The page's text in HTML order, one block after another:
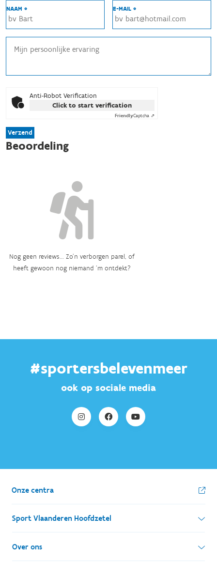
NAAM * E-MAIL *
Anti-Robot Verification
Click to start verification
FriendlyCaptcha ⇗
Verzend
Beoordeling
Nog geen reviews... Zo’n verborgen parel, of
heeft gewoon nog niemand ‘m ontdekt?
#sportersbelevenmeer
ook op sociale media
Onze centra
Sport Vlaanderen Hoofdzetel
Simon Bolivarlaan 17
Over ons